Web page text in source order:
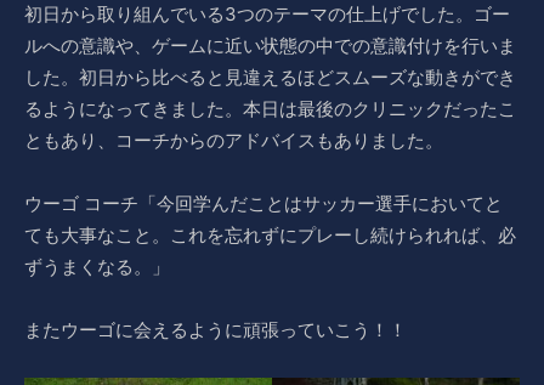
初日から取り組んでいる3つのテーマの仕上げでした。ゴー
ルへの意識や、ゲームに近い状態の中での意識付けを行いま
した。初日から比べると見違えるほどスムーズな動きができ
るようになってきました。本日は最後のクリニックだったこ
ともあり、コーチからのアドバイスもありました。
ウーゴ コーチ「今回学んだことはサッカー選手においてと
ても大事なこと。これを忘れずにプレーし続けられれば、必
ずうまくなる。」
またウーゴに会えるように頑張っていこう！！